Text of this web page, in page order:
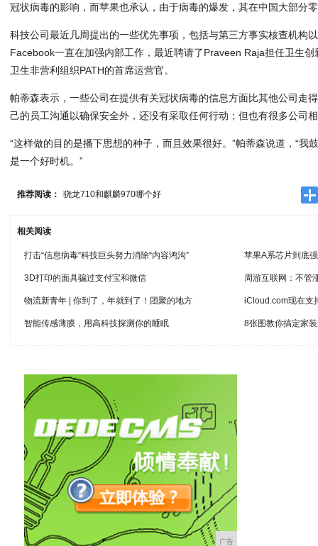
冠状病毒的影响，而苹果也承认，由于病毒的爆发，其在中国大部分
科技公司最近几周提出的一些优先事项，包括与第三方事实核查机构
Facebook一直在加强内部工作，最近聘请了Praveen Raja担任卫生
卫生非营利组织PATH的首席运营官。
帕蒂森表示，一些公司在提供有关冠状病毒的信息方面比其他公司走
己的员工沟通以确保安全外，还没有采取任何行动；但也有很多公司
“这样做的目的是播下思想的种子，而且效果很好。”帕蒂森说道，“我
是一个好时机。”
推荐阅读： 骁龙710和麒麟970哪个好
相关阅读
打击“信息病毒”科技巨头努力消除“内容鸿沟” 苹果A系芯片到底
3D打印的面具骗过支付宝和微信 周游互联网：不管
物流新青年 | 你到了，年就到了！团聚的地方 iCloud.com现在支
智能传感薄膜，用高科技探测你的睡眠 8张图教你搞定家
广告